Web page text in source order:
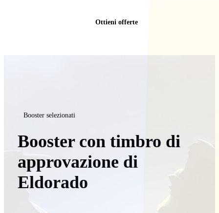
Ottieni offerte
Booster selezionati
Booster con timbro di
approvazione di
Eldorado